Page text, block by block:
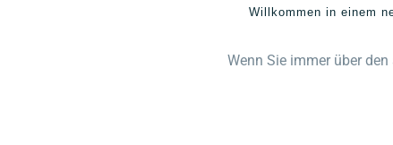
Willkommen in einem
Wenn Sie immer über